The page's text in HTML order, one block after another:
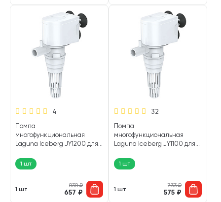
4
Помпа
многофункциональная
Laguna Iceberg JY1200 для
6 Вт (1 шт)
1 шт
1 шт
838₽
657 ₽
32
Помпа
многофункциональная
Laguna Iceberg JY1100 для
ч, 4 Вт (1 шт)
1 шт
1 шт
733₽
575 ₽